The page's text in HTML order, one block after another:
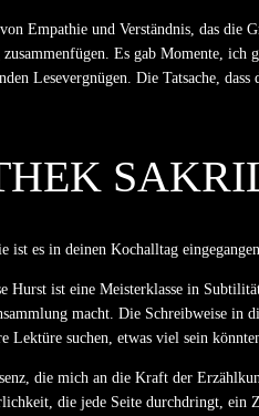
Empathie und Verständnis, das
Es gab Momente,
Lesevergnügen. Die Tatsache,
ist es in deinen Kochalltag
ist eine Meisterklasse in
macht. Die Schreibweise
suchen, etwas viel sein
die mich an die Kraft der
die jede Seite durchdringt, ein